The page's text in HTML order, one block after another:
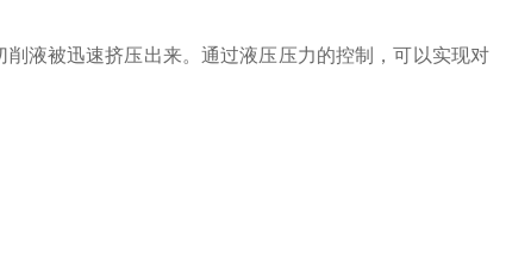
液被迅速挤压出来。通过液压压力的控制，可以实现对